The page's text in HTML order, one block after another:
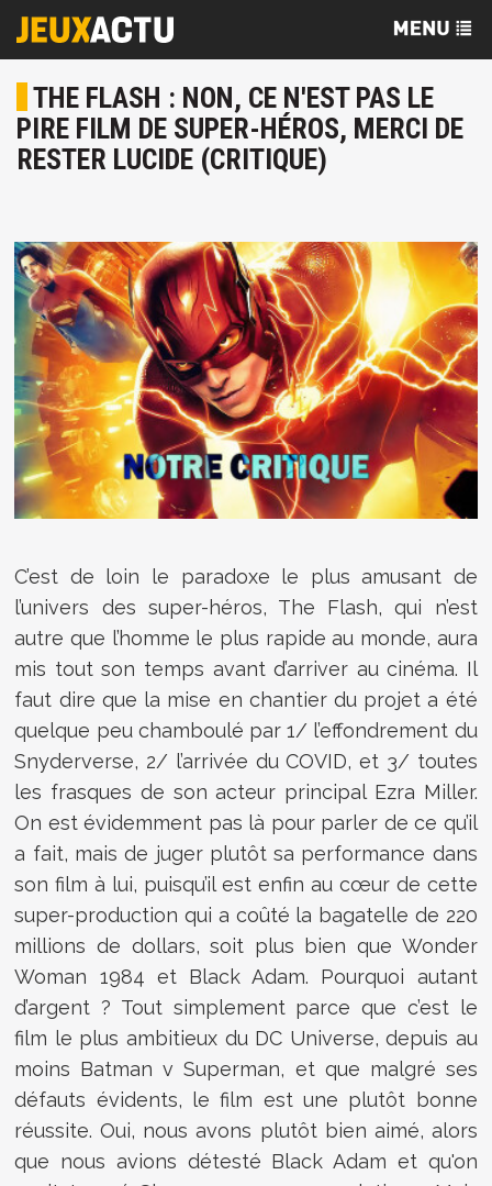
THE FLASH : NON, CE N'EST PAS LE
PIRE FILM DE SUPER-HÉROS, MERCI DE
RESTER LUCIDE (CRITIQUE)
C’est de loin le paradoxe le plus amusant de
l’univers des super-héros, The Flash, qui n’est
autre que l’homme le plus rapide au monde, aura
mis tout son temps avant d’arriver au cinéma. Il
faut dire que la mise en chantier du projet a été
quelque peu chamboulé par 1/ l’effondrement du
Snyderverse, 2/ l’arrivée du COVID, et 3/ toutes
les frasques de son acteur principal Ezra Miller.
On est évidemment pas là pour parler de ce qu’il
a fait, mais de juger plutôt sa performance dans
son film à lui, puisqu’il est enfin au cœur de cette
super-production qui a coûté la bagatelle de 220
millions de dollars, soit plus bien que Wonder
Woman 1984 et Black Adam. Pourquoi autant
d’argent ? Tout simplement parce que c’est le
film le plus ambitieux du DC Universe, depuis au
moins Batman v Superman, et que malgré ses
défauts évidents, le film est une plutôt bonne
réussite. Oui, nous avons plutôt bien aimé, alors
que nous avions détesté Black Adam et qu'on